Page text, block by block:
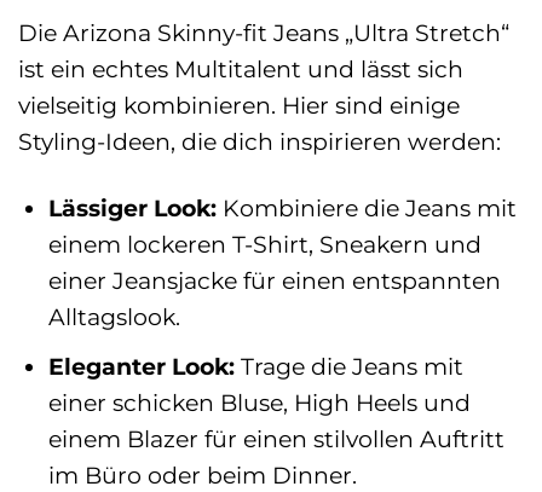
Die Arizona Skinny-fit Jeans „Ultra Stretch“
ist ein echtes Multitalent und lässt sich
vielseitig kombinieren. Hier sind einige
Styling-Ideen, die dich inspirieren werden:
Lässiger Look:Kombiniere die Jeans mit
einem lockeren T-Shirt, Sneakern und
einer Jeansjacke für einen entspannten
Alltagslook.
Eleganter Look:Trage die Jeans mit
einer schicken Bluse, High Heels und
einem Blazer für einen stilvollen Auftritt
im Büro oder beim Dinner.